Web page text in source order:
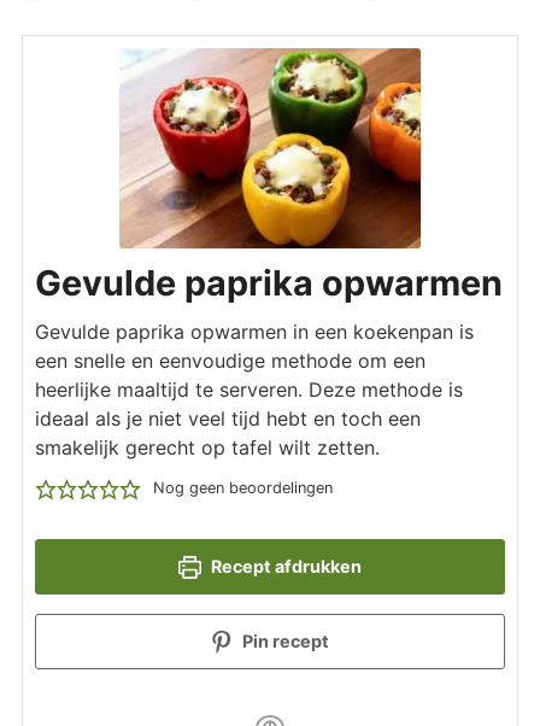
Gevulde paprika opwarmen
Gevulde paprika opwarmen in een koekenpan is
een snelle en eenvoudige methode om een
heerlijke maaltijd te serveren. Deze methode is
ideaal als je niet veel tijd hebt en toch een
smakelijk gerecht op tafel wilt zetten.
Nog geen beoordelingen
Recept afdrukken
Pin recept